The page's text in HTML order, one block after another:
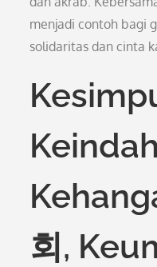
menjadi contoh bagi
solidaritas dan cinta
회,